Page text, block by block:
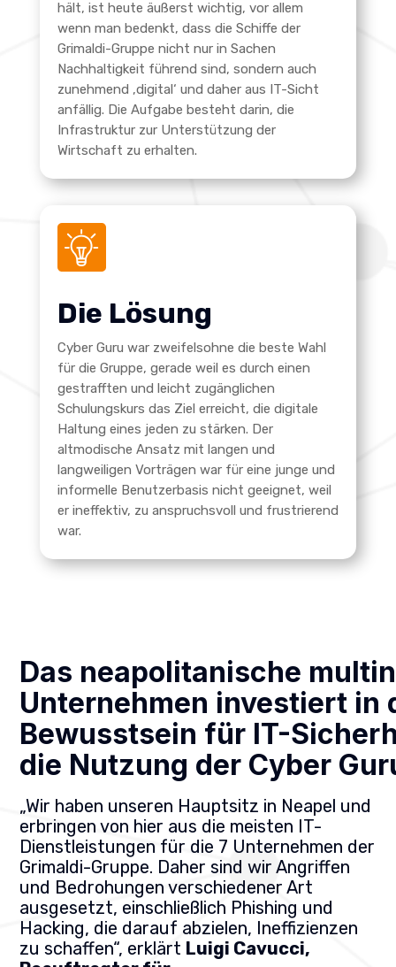
hält, ist heute äußerst wichtig, vor allem
wenn man bedenkt, dass die Schiffe der
Grimaldi-Gruppe nicht nur in Sachen
Nachhaltigkeit führend sind, sondern auch
zunehmend ‚digital‘ und daher aus IT-Sicht
anfällig. Die Aufgabe besteht darin, die
Infrastruktur zur Unterstützung der
Wirtschaft zu erhalten.
Die Lösung
Cyber Guru war zweifelsohne die beste Wahl
für die Gruppe, gerade weil es durch einen
gestrafften und leicht zugänglichen
Schulungskurs das Ziel erreicht, die digitale
Haltung eines jeden zu stärken. Der
altmodische Ansatz mit langen und
langweiligen Vorträgen war für eine junge und
informelle Benutzerbasis nicht geeignet, weil
er ineffektiv, zu anspruchsvoll und frustrierend
war.
Das neapolitanische
Unternehmen investiert in
Bewusstsein für IT-
die Nutzung der Cyber
„Wir haben unseren Hauptsitz in Neapel und
erbringen von hier aus die meisten IT-
Dienstleistungen für die 7 Unternehmen der
Grimaldi-Gruppe. Daher sind wir Angriffen
und Bedrohungen verschiedener Art
ausgesetzt, einschließlich Phishing und
Hacking, die darauf abzielen, Ineffizienzen
zu schaffen“, erklärt Luigi Cavucci,